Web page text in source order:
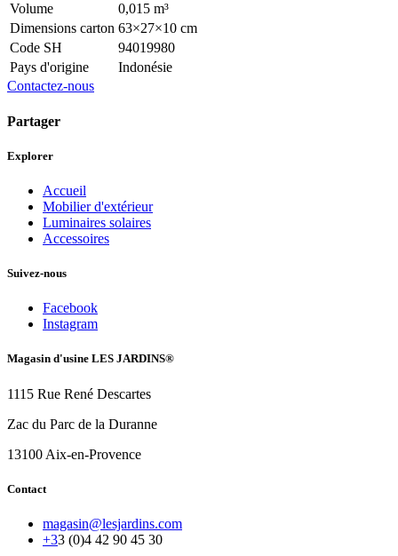
Volume
0,015 m³
Dimensions carton 63×27×10 cm
Code SH
94019980
Pays d'origine
Indonésie
Contactez-nous
Partager
Explorer
Accueil
Mobilier d'extérieur
Luminaires solaires
Accessoires
Suivez-nous
Facebook
Instagram
Magasin d'usine LES JARDINS®
1115 Rue René Descartes
Zac du Parc de la Duranne
13100 Aix-en-Provence
Contact
magasin@lesjardins.com
+33 (0)4 42 90 45 30